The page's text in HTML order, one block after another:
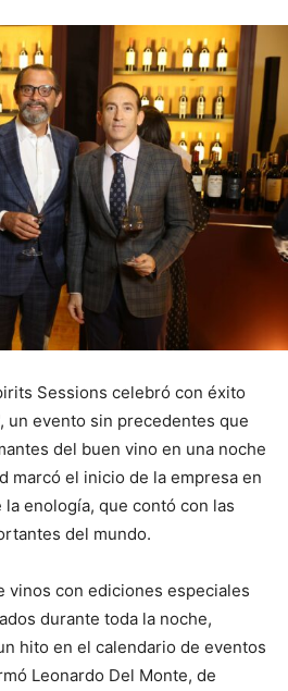
Sessions celebró con éxito
un evento sin precedentes que
del buen vino en una noche
marcó el inicio de la empresa en
enología, que contó con las
del mundo.
vinos con ediciones especiales
durante toda la noche,
hito en el calendario de eventos
Leonardo Del Monte, de